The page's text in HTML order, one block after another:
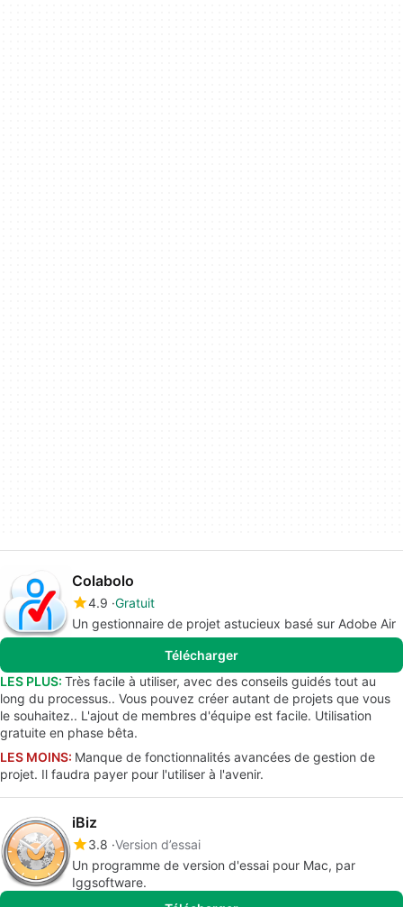
Colabolo
4.9 Gratuit
Un gestionnaire de projet astucieux basé sur Adobe Air
Télécharger
LES PLUS: Très facile à utiliser, avec des conseils guidés tout au
long du processus.. Vous pouvez créer autant de projets que vous
le souhaitez.. L'ajout de membres d'équipe est facile. Utilisation
gratuite en phase bêta.
LES MOINS: Manque de fonctionnalités avancées de gestion de
projet. Il faudra payer pour l'utiliser à l'avenir.
iBiz
3.8 Version d’essai
Un programme de version d'essai pour Mac, par
Iggsoftware.